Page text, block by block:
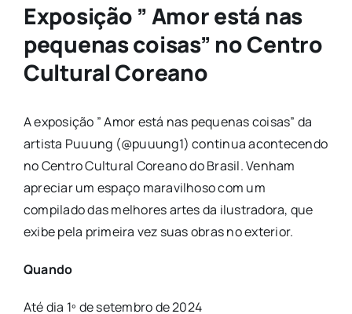
Exposição ” Amor está nas
pequenas coisas” no Centro
Cultural Coreano
A exposição ” Amor está nas pequenas coisas” da
artista Puuung (@puuung1) continua acontecendo
no Centro Cultural Coreano do Brasil. Venham
apreciar um espaço maravilhoso com um
compilado das melhores artes da ilustradora, que
exibe pela primeira vez suas obras no exterior.
Quando
Até dia 1º de setembro de 2024